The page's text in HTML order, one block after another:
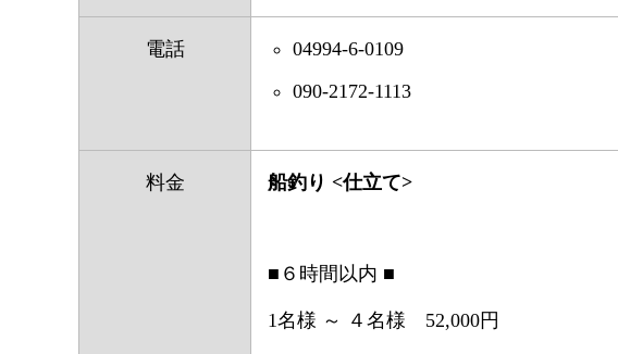
電話
04994-6-0109
090-2172-1113
料金 船釣り <仕立て>
■６時間以内 ■
1名様 ～ ４名様 52,000円